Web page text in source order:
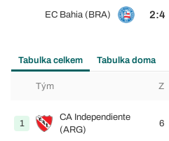
EC Bahia (BRA) 2:4
Tabulka celkem Tabulka doma
Tým Z
1
CA Independiente
(ARG)
6